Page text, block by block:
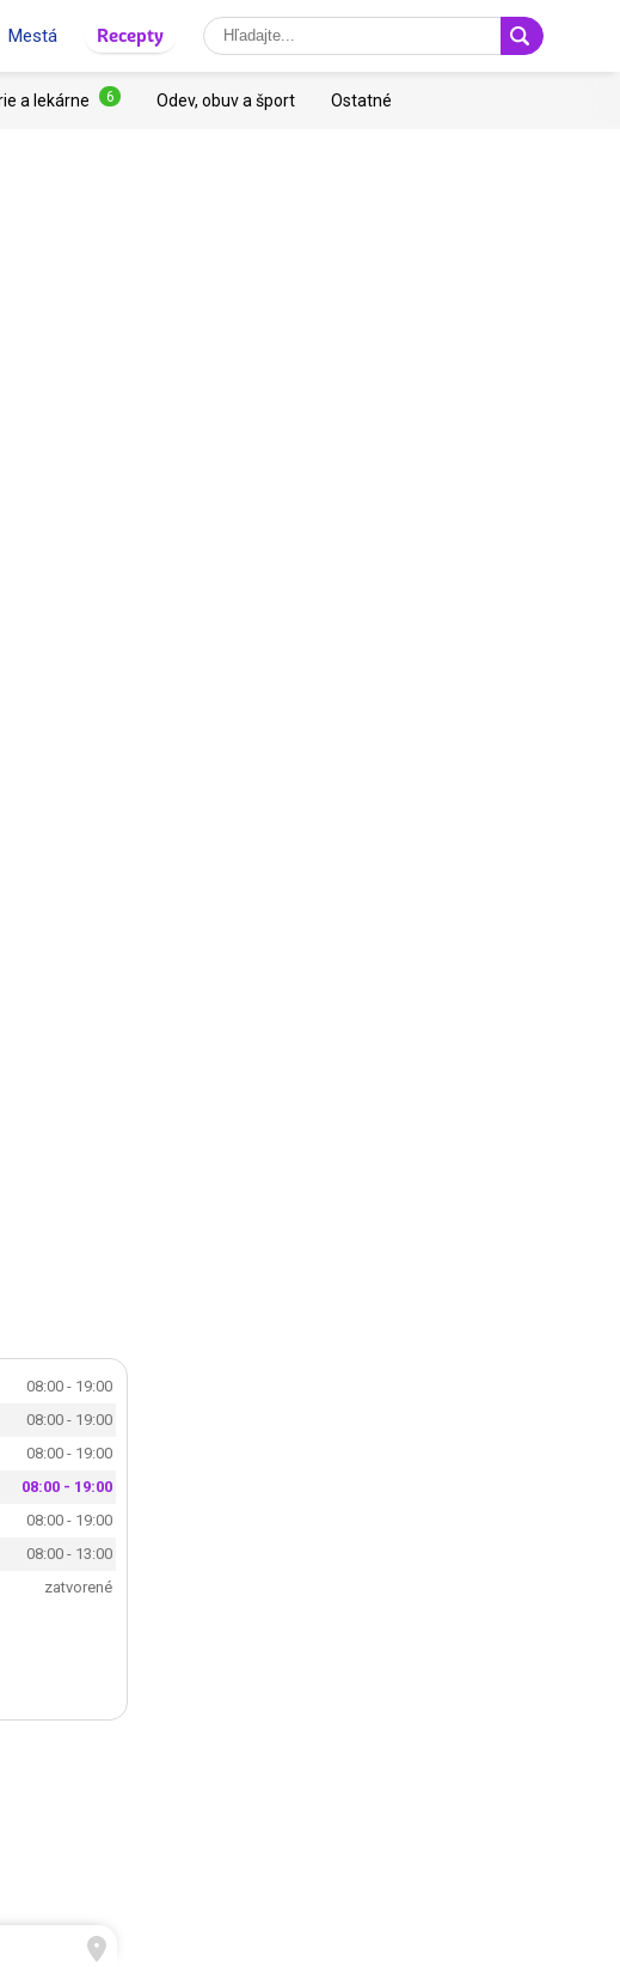
Mestá Recepty
a lekárne 6 Odev, obuv a šport Ostatné
08:00 - 19:00
08:00 - 19:00
08:00 - 19:00
08:00 - 19:00
08:00 - 19:00
08:00 - 13:00
zatvorené